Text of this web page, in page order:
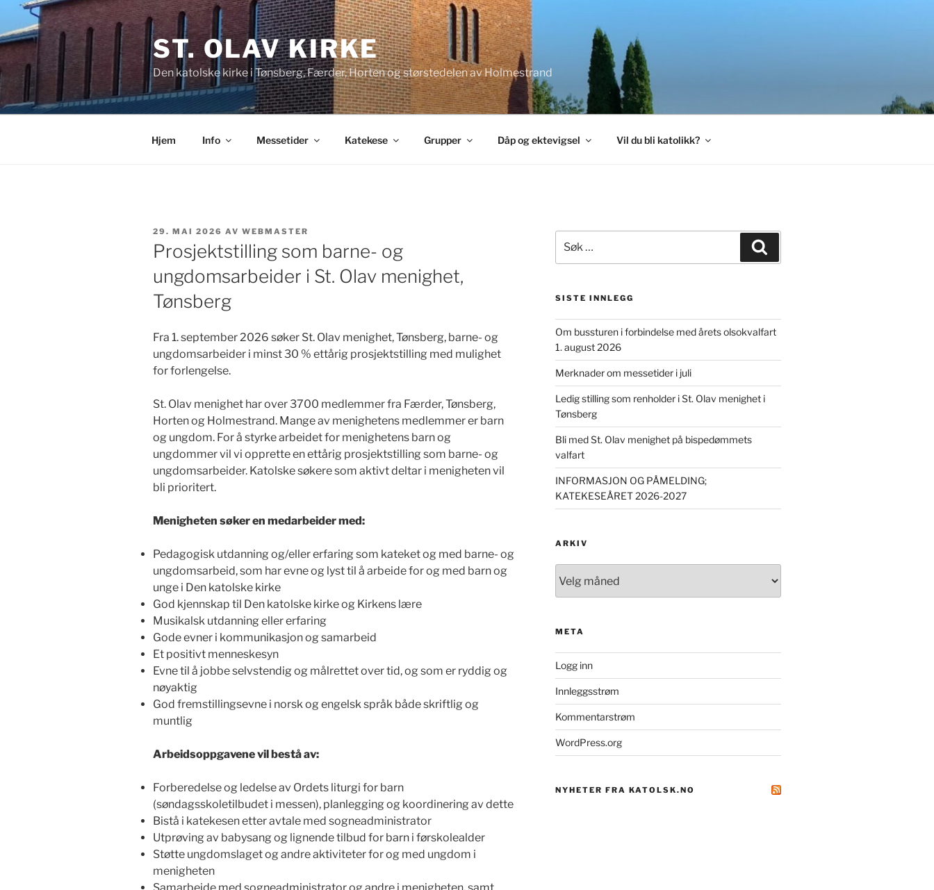
innhold
ST. OLAV KIRKE
Den katolske kirke i Tønsberg, Færder, Horten og størstedelen av Holmestrand
Hjem Info Messetider Katekese Grupper Dåp og ektevigsel Vil du bli katolikk?
PUBLISERT
29. MAI 2026 AV WEBMASTER
Prosjektstilling som barne- og
ungdomsarbeider i St. Olav menighet,
Tønsberg
Fra 1. september 2026 søker St. Olav menighet, Tønsberg, barne- og
ungdomsarbeider i minst 30 % ettårig prosjektstilling med mulighet
for forlengelse.
St. Olav menighet har over 3700 medlemmer fra Færder, Tønsberg,
Horten og Holmestrand. Mange av menighetens medlemmer er barn
og ungdom. For å styrke arbeidet for menighetens barn og
ungdommer vil vi opprette en ettårig prosjektstilling som barne- og
ungdomsarbeider. Katolske søkere som aktivt deltar i menigheten vil
bli prioritert.
Menigheten søker en medarbeider med:
Pedagogisk utdanning og/eller erfaring som kateket og med barne- og
ungdomsarbeid, som har evne og lyst til å arbeide for og med barn og
unge i Den katolske kirke
God kjennskap til Den katolske kirke og Kirkens lære
Musikalsk utdanning eller erfaring
Gode evner i kommunikasjon og samarbeid
Et positivt menneskesyn
Evne til å jobbe selvstendig og målrettet over tid, og som er ryddig og
nøyaktig
God fremstillingsevne i norsk og engelsk språk både skriftlig og
muntlig
Arbeidsoppgavene vil bestå av:
Forberedelse og ledelse av Ordets liturgi for barn
(søndagsskoletilbudet i messen), planlegging og koordinering av dette
Bistå i katekesen etter avtale med sogneadministrator
Utprøving av babysang og lignende tilbud for barn i førskolealder
Støtte ungdomslaget og andre aktiviteter for og med ungdom i
menigheten
etter:
SISTE INNLEGG
Om bussturen i forbindelse med årets olsokvalfart
1. august 2026
Merknader om messetider i juli
Ledig stilling som renholder i St. Olav menighet i
Tønsberg
Bli med St. Olav menighet på bispedømmets
valfart
INFORMASJON OG PÅMELDING;
KATEKESEÅRET 2026-2027
ARKIV
META
Logg inn
Innleggsstrøm
Kommentarstrøm
WordPress.org
NYHETER FRA KATOLSK.NO